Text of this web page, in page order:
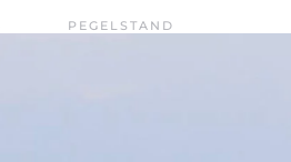
PEGELSTAND